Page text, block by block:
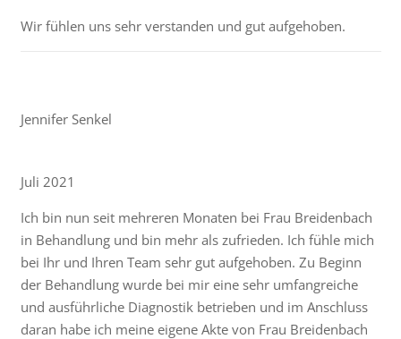
Wir fühlen uns sehr verstanden und gut aufgehoben.
Jennifer Senkel
Juli 2021
Ich bin nun seit mehreren Monaten bei Frau Breidenbach
in Behandlung und bin mehr als zufrieden. Ich fühle mich
bei Ihr und Ihren Team sehr gut aufgehoben. Zu Beginn
der Behandlung wurde bei mir eine sehr umfangreiche
und ausführliche Diagnostik betrieben und im Anschluss
daran habe ich meine eigene Akte von Frau Breidenbach